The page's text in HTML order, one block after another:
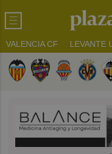
VALENCIA CF LEVANTE